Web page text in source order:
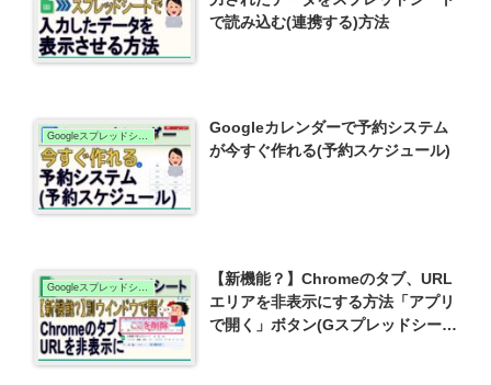
で読み込む(連携する)方法
Googleカレンダーで予約システム
が今すぐ作れる(予約スケジュール)
【新機能？】Chromeのタブ、URL
エリアを非表示にする方法「アプリ
で開く」ボタン(Gスプレッドシー